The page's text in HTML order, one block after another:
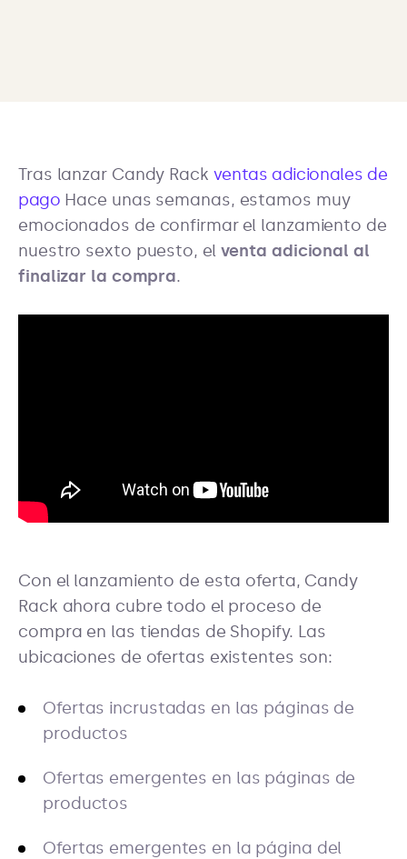
Tras lanzar Candy Rack ventas adicionales de
pago Hace unas semanas, estamos muy
emocionados de confirmar el lanzamiento de
nuestro sexto puesto, el venta adicional al
finalizar la compra.
Con el lanzamiento de esta oferta, Candy
Rack ahora cubre todo el proceso de
compra en las tiendas de Shopify. Las
ubicaciones de ofertas existentes son:
Ofertas incrustadas en las páginas de
productos
Ofertas emergentes en las páginas de
productos
Ofertas emergentes en la página del